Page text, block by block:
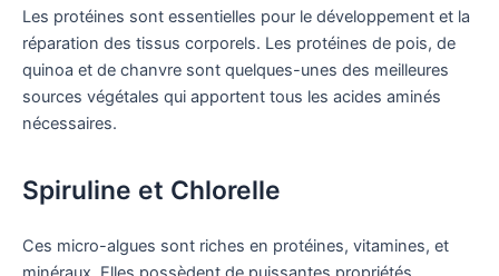
Les protéines sont essentielles pour le développement et la
réparation des tissus corporels. Les protéines de pois, de
quinoa et de chanvre sont quelques-unes des meilleures
sources végétales qui apportent tous les acides aminés
nécessaires.
Spiruline et Chlorelle
Ces micro-algues sont riches en protéines, vitamines, et